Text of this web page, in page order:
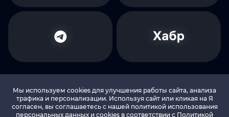
© 2010-2026 LEADS.SU Все права защищены
Мы используем cookies для улучшения работы сайта, анализа
трафика и персонализации. Используя сайт или кликая на Я
согласен, вы соглашаетесь с нашей политикой использования
персональных данных и cookies в соответствии c Политикой